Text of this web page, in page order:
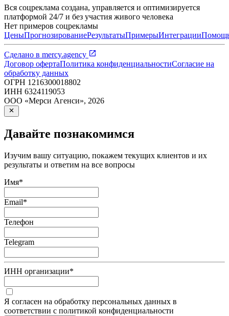
Вся соцреклама создана, управляется и оптимизируется
платформой 24/7 и без участия живого человека
Нет примеров соцрекламы
ЦеныПрогнозированиеРезультатыПримерыИнтеграции
Сделано в mercy.agency
Договор офертаПолитика конфиденциальностиСогласие на
обработку данных
ОГРН 1216300018802
ИНН 6324119053
ООО «Мерси Агенси», 2026
Давайте познакомимся
Изучим вашу ситуацию, покажем текущих клиентов и их
результаты и ответим на все вопросы
Имя*
Email*
Телефон
Telegram
ИНН организации*
Я согласен на обработку персональных данных в
соответствии с политикой конфиденциальности